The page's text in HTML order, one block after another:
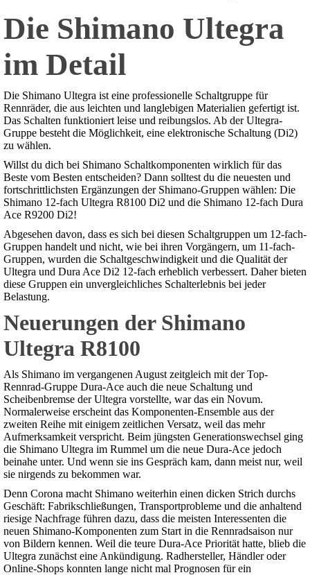
Die Shimano Ultegra
im Detail
Die Shimano Ultegra ist eine professionelle Schaltgruppe für
Rennräder, die aus leichten und langlebigen Materialien gefertigt ist.
Das Schalten funktioniert leise und reibungslos. Ab der Ultegra-
Gruppe besteht die Möglichkeit, eine elektronische Schaltung (Di2)
zu wählen.
Willst du dich bei Shimano Schaltkomponenten wirklich für das
Beste vom Besten entscheiden? Dann solltest du die neuesten und
fortschrittlichsten Ergänzungen der Shimano-Gruppen wählen: Die
Shimano 12-fach Ultegra R8100 Di2 und die Shimano 12-fach Dura
Ace R9200 Di2!
Abgesehen davon, dass es sich bei diesen Schaltgruppen um 12-fach-
Gruppen handelt und nicht, wie bei ihren Vorgängern, um 11-fach-
Gruppen, wurden die Schaltgeschwindigkeit und die Qualität der
Ultegra und Dura Ace Di2 12-fach erheblich verbessert. Daher bieten
diese Gruppen ein unvergleichliches Schalterlebnis bei jeder
Belastung.
Neuerungen der Shimano
Ultegra R8100
Als Shimano im vergangenen August zeitgleich mit der Top-
Rennrad-Gruppe Dura-Ace auch die neue Schaltung und
Scheibenbremse der Ultegra vorstellte, war das ein Novum.
Normalerweise erscheint das Komponenten-Ensemble aus der
zweiten Reihe mit einigem zeitlichen Versatz, weil das mehr
Aufmerksamkeit verspricht. Beim jüngsten Generationswechsel ging
die Shimano Ultegra im Rummel um die neue Dura-Ace jedoch
beinahe unter. Und wenn sie ins ­Gespräch kam, dann meist nur, weil
sie nirgends zu bekommen war.
Denn Corona macht Shimano weiterhin einen dicken Strich durchs
Geschäft: Fabrikschließungen, Transportprobleme und die anhaltend
rie­sige Nachfrage führen dazu, dass die meisten Interessenten die
neuen Shimano-­Komponenten zum Start in die Rennradsaison nur
von Bildern kennen. Weil die teure Dura-Ace Priorität hatte, blieb die
Ultegra zunächst eine Ankündigung. Radhersteller, Händler oder
Online-Shops konnten lange nicht mal Prognosen für ein